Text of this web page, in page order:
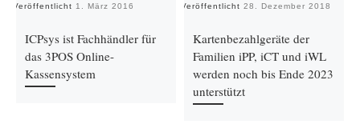
Veröffentlicht 1. März 2016
ICPsys ist Fachhändler für
das 3POS Online-
Kassensystem
Veröffentlicht 28. Dezember 2018
Kartenbezahlgeräte der
Familien iPP, iCT und iWL
werden noch bis Ende 2023
unterstützt